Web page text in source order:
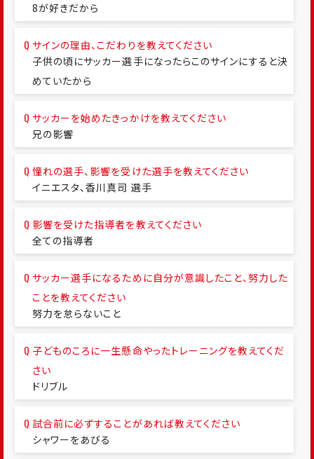
8が好きだから
サインの理由、こだわりを教えてください
子供の頃にサッカー選手になったらこのサインにすると決
めていたから
サッカーを始めたきっかけを教えてください
兄の影響
憧れの選手、影響を受けた選手を教えてください
イニエスタ、香川真司 選手
影響を受けた指導者を教えてください
全ての指導者
サッカー選手になるために自分が意識したこと、努力した
ことを教えてください
努力を怠らないこと
子どものころに一生懸命やったトレーニングを教えてくだ
さい
ドリブル
試合前に必ずすることがあれば教えてください
シャワーをあびる